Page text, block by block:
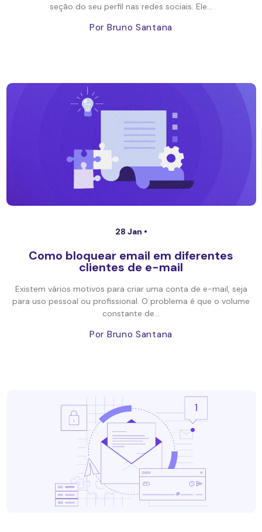
seção do seu perfil nas redes sociais. Ele...
Por Bruno Santana
28 Jan •
Como bloquear email em diferentes
clientes de e-mail
Existem vários motivos para criar uma conta de e-mail, seja
para uso pessoal ou profissional. O problema é que o volume
constante de...
Por Bruno Santana